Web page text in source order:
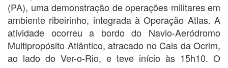
(PA), uma demonstração de operações militares em
ambiente ribeirinho, integrada à Operação Atlas. A
atividade ocorreu a bordo do Navio-Aeródromo
Multipropósito Atlântico, atracado no Cais da Ocrim,
ao lado do Ver-o-Rio, e teve início às 15h10. O